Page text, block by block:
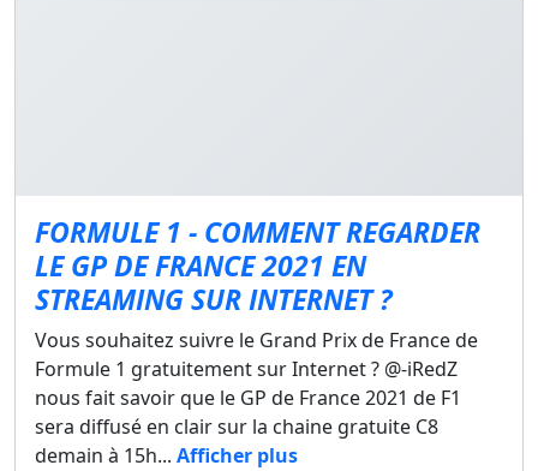
FORMULE 1 - COMMENT REGARDER
LE GP DE FRANCE 2021 EN
STREAMING SUR INTERNET ?
Vous souhaitez suivre le Grand Prix de France de
Formule 1 gratuitement sur Internet ? @-iRedZ
nous fait savoir que le GP de France 2021 de F1
sera diffusé en clair sur la chaine gratuite C8
demain à 15h... Afficher plus